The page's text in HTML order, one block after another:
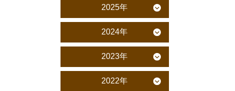
2025年
2024年
2023年
2022年